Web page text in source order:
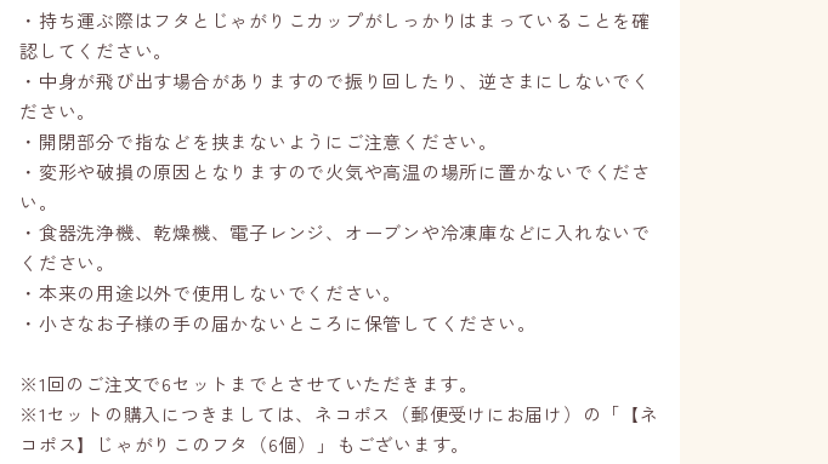
・持ち運ぶ際はフタとじゃがりこカップがしっかりはまっていることを確
認してください。
・中身が飛び出す場合がありますので振り回したり、逆さまにしないでく
ださい。
・開閉部分で指などを挟まないようにご注意ください。
・変形や破損の原因となりますので火気や高温の場所に置かないでくださ
い。
・食器洗浄機、乾燥機、電子レンジ、オーブンや冷凍庫などに入れないで
ください。
・本来の用途以外で使用しないでください。
・小さなお子様の手の届かないところに保管してください。
※1回のご注文で6セットまでとさせていただきます。
※1セットの購入につきましては、ネコポス（郵便受けにお届け）の「 【ネ
コポス】じゃがりこのフタ（6個）
」もございます。